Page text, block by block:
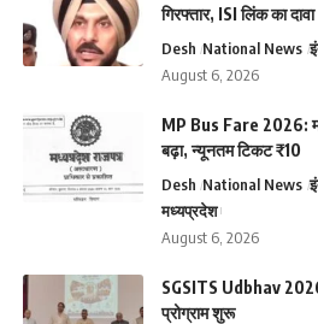
गिरफ्तार, ISI लिंक का दावा
Desh National News
August 6, 2026
MP Bus Fare 2026:
बढ़ा, न्यूनतम टिकट ₹10
Desh National News
मध्यप्रदेश
August 6, 2026
SGSITS Udbhav
प्रोग्राम शुरू